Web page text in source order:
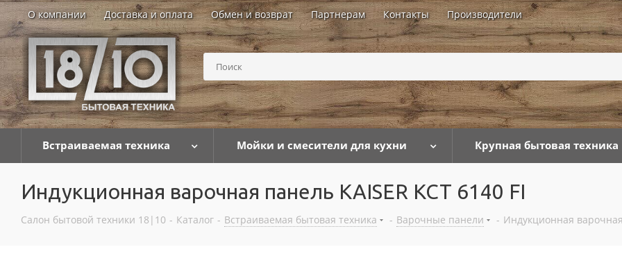
О компании Доставка и оплата Обмен и возврат Партнерам Контакты Производители ...
Встраиваемая техника Мойки и смесители для кухни Крупная бытовая техника
Индукционная варочная панель KAISER KCT 6140 FI
Салон бытовой техники 18|10 - Каталог - Встраиваемая бытовая техника - Варочные панели - Индукционная